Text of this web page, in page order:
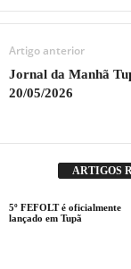
Artigo anterior
Jornal da Manhã
20/05/2026
ARTIGOS
5º FEFOLT é oficialmente
lançado em Tupã